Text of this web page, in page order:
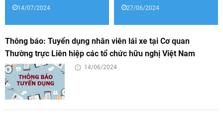
Quảng Bình, Nghệ An và
14/07/2024
chức hữu nghị Việt Nam
27/06/2024
Thông báo: Tuyển dụng nhân viên lái xe tại Cơ quan
Thường trực Liên hiệp các tổ chức hữu nghị Việt Nam
14/06/2024